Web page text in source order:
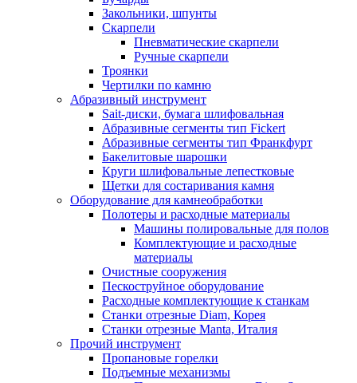
Закольники, шпунты
Скарпели
Пневматические скарпели
Ручные скарпели
Троянки
Чертилки по камню
Абразивный инструмент
Sait-диски, бумага шлифовальная
Абразивные сегменты тип Fickert
Абразивные сегменты тип Франкфурт
Бакелитовые шарошки
Круги шлифовальные лепестковые
Щетки для состаривания камня
Оборудование для камнеобработки
Полотеры и расходные материалы
Машины полировальные для полов
Комплектующие и расходные
материалы
Очистные сооружения
Пескоструйное оборудование
Расходные комплектующие к станкам
Станки отрезные Diam, Корея
Станки отрезные Manta, Италия
Прочий инструмент
Пропановые горелки
Подъeмные механизмы